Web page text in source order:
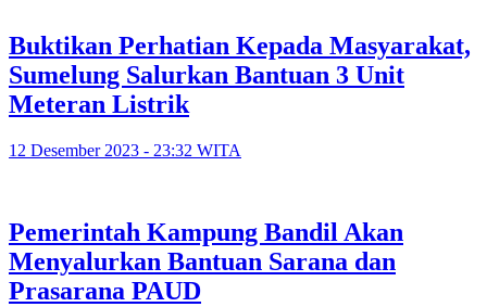
Buktikan Perhatian Kepada Masyarakat,
Sumelung Salurkan Bantuan 3 Unit
Meteran Listrik
12 Desember 2023 - 23:32 WITA
Pemerintah Kampung Bandil Akan
Menyalurkan Bantuan Sarana dan
Prasarana PAUD